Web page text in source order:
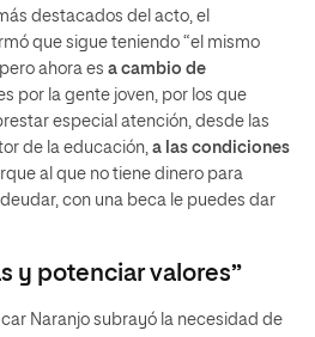
destacados del acto, el
que sigue teniendo “el mismo
ahora es a cambio de
por la gente joven, por los que
especial atención, desde las
de la educación, a las condiciones
al que no tiene dinero para
con una beca le puedes dar
y potenciar valores”
Naranjo subrayó la necesidad de